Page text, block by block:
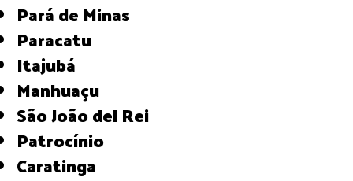
Pará de Minas
Paracatu
Itajubá
Manhuaçu
São João del Rei
Patrocínio
Caratinga